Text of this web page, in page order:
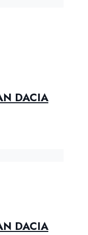
DACIA
DACIA